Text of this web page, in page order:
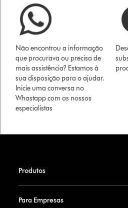
Não encontrou a informação
que procurava ou precisa de
mais assistência? Estamos à
sua disposição para o ajudar.
Inicie uma conversa no
Whastapp com os nossos
especialistas
Produtos
Para Empresas